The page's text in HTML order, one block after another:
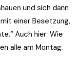
und sich dann
einer Besetzung,
Auch hier: Wie
alle am Montag.